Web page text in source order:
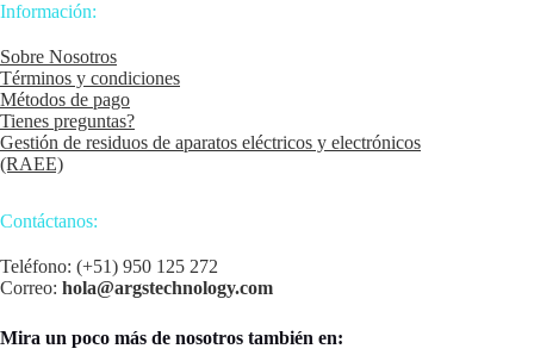
Información:
Sobre Nosotros
Términos y condiciones
Métodos de pago
Tienes preguntas?
Gestión de residuos de aparatos eléctricos y electrónicos
(RAEE)
Contáctanos:
Teléfono: (+51) 950 125 272
Correo: hola@argstechnology.com
Mira un poco más de nosotros también en: